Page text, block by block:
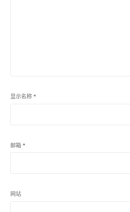
显示名称 *
邮箱 *
网站